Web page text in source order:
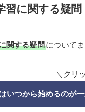
習に関する疑問
関する疑問について
＼クリ
いつから始めるのが